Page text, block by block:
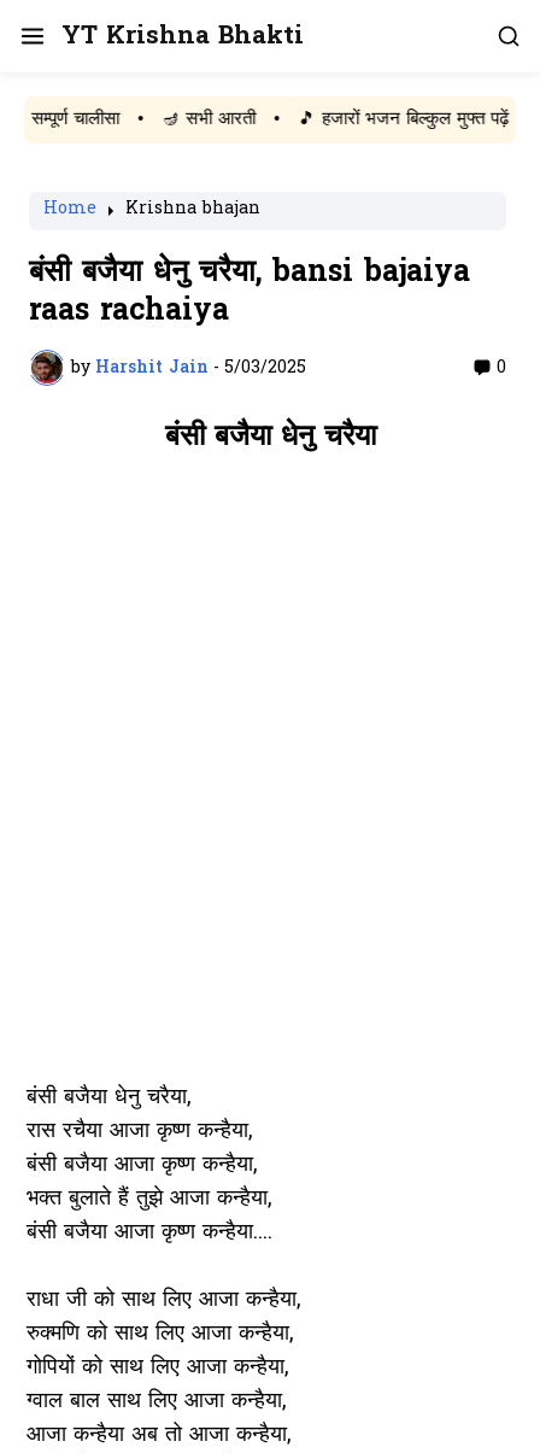
YT Krishna Bhakti
चालीसा • 🪔 सभी आरती • 🎵 हजारों भजन बिल्कुल मुफ्त पढ़ें
Home Krishna bhajan
बंसी बजैया धेनु चरैया, bansi bajaiya
raas rachaiya
by Harshit Jain - 5/03/2025 0
बंसी बजैया धेनु चरैया
बंसी बजैया धेनु चरैया,
रास रचैया आजा कृष्ण कन्हैया,
बंसी बजैया आजा कृष्ण कन्हैया,
भक्त बुलाते हैं तुझे आजा कन्हैया,
बंसी बजैया आजा कृष्ण कन्हैया....
राधा जी को साथ लिए आजा कन्हैया,
रुक्मणि को साथ लिए आजा कन्हैया,
गोपियों को साथ लिए आजा कन्हैया,
ग्वाल बाल साथ लिए आजा कन्हैया,
आजा कन्हैया अब तो आजा कन्हैया,